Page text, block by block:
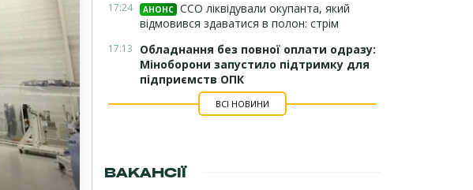
17:24 АНОНС ССО ліквідували окупанта, який
відмовився здаватися в полон: стрім
17:13
Обладнання без повної оплати одразу:
Міноборони запустило підтримку для
підприємств ОПК
ВСІ НОВИНИ
ВАКАНСІЇ